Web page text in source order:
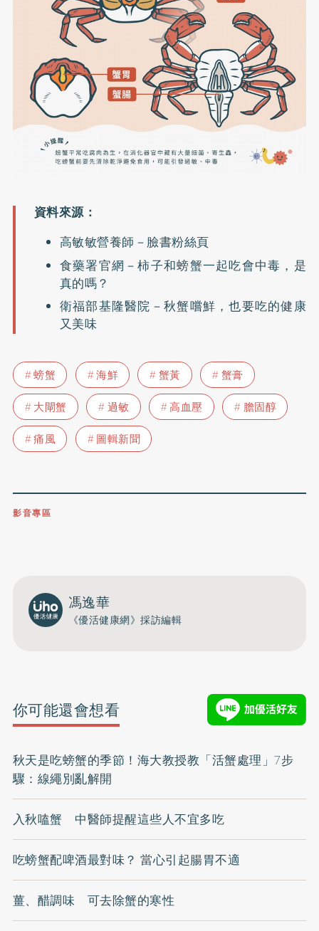
高敏敏營養師－臉書粉絲頁
食藥署官網－柿子和螃蟹一起吃會中毒，是
真的嗎？
衛福部基隆醫院－秋蟹嚐鮮，也要吃的健康
又美味
螃蟹 海鮮 蟹黃
蟹膏
大閘蟹
過敏 高血壓
膽固醇
痛風
圖輯新聞
影音專區
馮逸華
《優活健康網》採訪編輯
你可能還會想看
秋天是吃螃蟹的季節！海大教授教「活蟹處理」7步
驟：線繩別亂解開
入秋嗑蟹 中醫師提醒這些人不宜多吃
吃螃蟹配啤酒最對味？ 當心引起腸胃不適
薑、醋調味 可去除蟹的寒性